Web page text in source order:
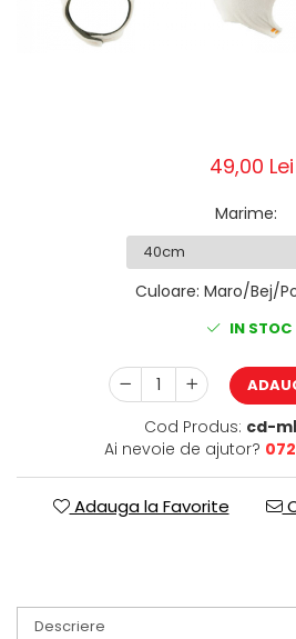
49,00 Lei
Marime:
Culoare: Maro/Bej/
IN STOC
Cod Produs: cd-
Ai nevoie de ajutor?
Adauga la Favorite
Descriere